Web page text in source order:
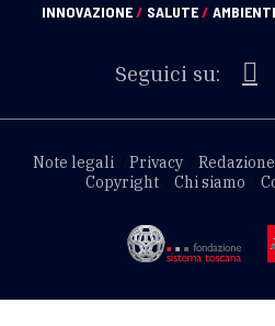
INNOVAZIONE/ SALUTE/
Seguici su:
Note legali Privacy Redazione
Copyright
Chi siamo